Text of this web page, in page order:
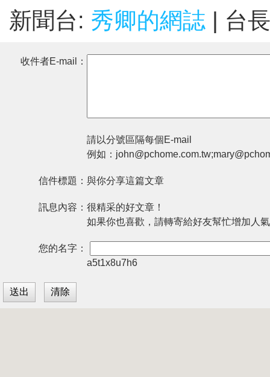
新聞台: 秀卿的網誌 | 台
收件者E-mail：
請以分號區隔每個E-mail
例如：
信件標題： 與你分享這篇文章
訊息內容： 很精采的好文章！
如果你也喜歡，請轉寄給好友幫忙增加人
您的名字：
a5t1x8u7h6